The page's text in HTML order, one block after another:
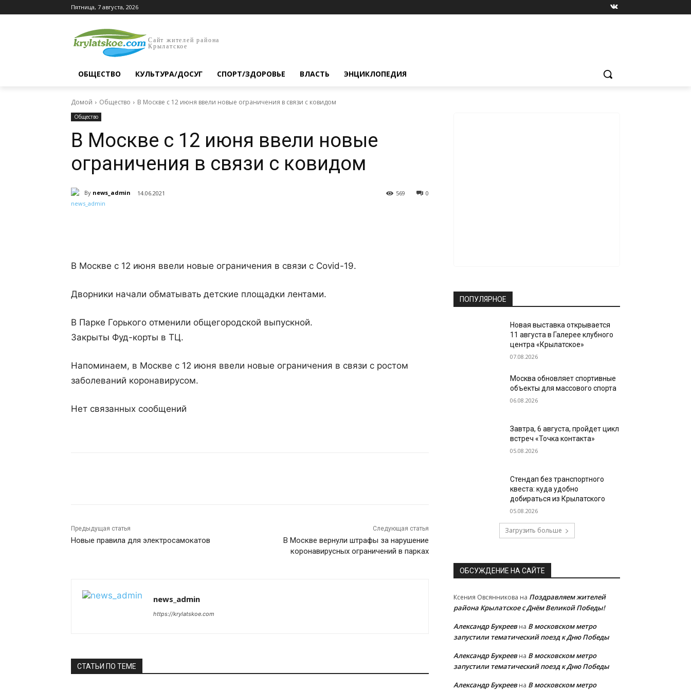
Пятница, 7 августа, 2026
Сайт жителей района
Крылатское
ОБЩЕСТВО КУЛЬТУРА/ДОСУГ СПОРТ/ЗДОРОВЬЕ ВЛАСТЬ ЭНЦИКЛОПЕДИЯ
Домой Общество В Москве с 12 июня ввели новые ограничения в связи с ковидом
Общество
В Москве с 12 июня ввели новые
ограничения в связи с ковидом
By news_admin 14.06.2021 0
569
В Москве с 12 июня ввели новые ограничения в связи с Covid-19.
Дворники начали обматывать детские площадки лентами.
В Парке Горького отменили общегородской выпускной.
Закрыты Фуд-корты в ТЦ.
Напоминаем, в Москве с 12 июня ввели новые ограничения в связи с ростом
заболеваний коронавирусом.
Нет связанных сообщений
Предыдущая статья
Новые правила для электросамокатов
Следующая статья
В Москве вернули штрафы за нарушение
коронавирусных ограничений в парках
news_admin
https://krylatskoe.com
СТАТЬИ ПО ТЕМЕ
ПОПУЛЯРНОЕ
Новая выставка открывается
11 августа в Галерее клубного
центра «Крылатское»
07.08.2026
Москва обновляет спортивные
объекты для массового спорта
06.08.2026
Завтра, 6 августа, пройдет цикл
встреч «Точка контакта»
05.08.2026
Стендап без транспортного
квеста: куда удобно
добираться из Крылатского
05.08.2026
Загрузить больше
ОБСУЖДЕНИЕ НА САЙТЕ
Ксения Овсянникова на Поздравляем жителей
района Крылатское с Днём Великой Победы!
Александр Букреевна В московском метро
запустили тематический поезд к Дню Победы
Александр Букреевна В московском метро
запустили тематический поезд к Дню Победы
Александр Букреевна В московском метро